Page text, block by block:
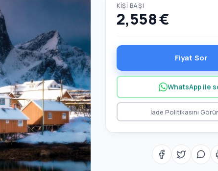
KIŞI BAŞI
2,558 €
Fiyat Sor
WhatsApp ile
İade Politikasını